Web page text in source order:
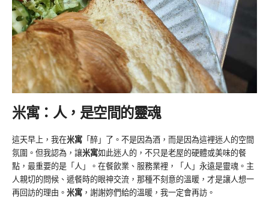
米寓： 人，是空間的靈魂
這天早上，我在米寓 「醉」了。不是因為酒，而是因為這裡迷人的空間
氛圍。但我認為，讓米寓如此迷人的，不只是老屋的硬體或美味的餐
點，最重要的是「人」。在餐飲業、服務業裡，「人」永遠是靈魂。主
人親切的問候、遞餐時的眼神交流，那種不刻意的溫暖，才是讓人想一
再回訪的理由。 米寓 ，謝謝妳們給的溫暖，我一定會再訪。